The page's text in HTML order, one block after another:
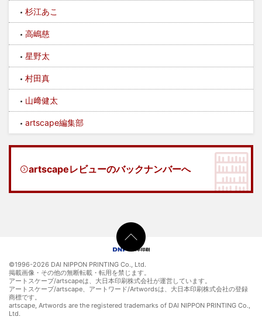
杉江あこ
高嶋慈
星野太
村田真
山﨑健太
artscape編集部
artscapeレビューのバックナンバーへ
©1996-2026 DAI NIPPON PRINTING Co., Ltd.
掲載画像・その他の無断転載・転用を禁じます。
アートスケープ/artscapeは、大日本印刷株式会社が運営しています。
アートスケープ/artscape、アートワード/Artwordsは、大日本印刷株式会社の登録
商標です。
artscape, Artwords are the registered trademarks of DAI NIPPON PRINTING Co.,
Ltd.